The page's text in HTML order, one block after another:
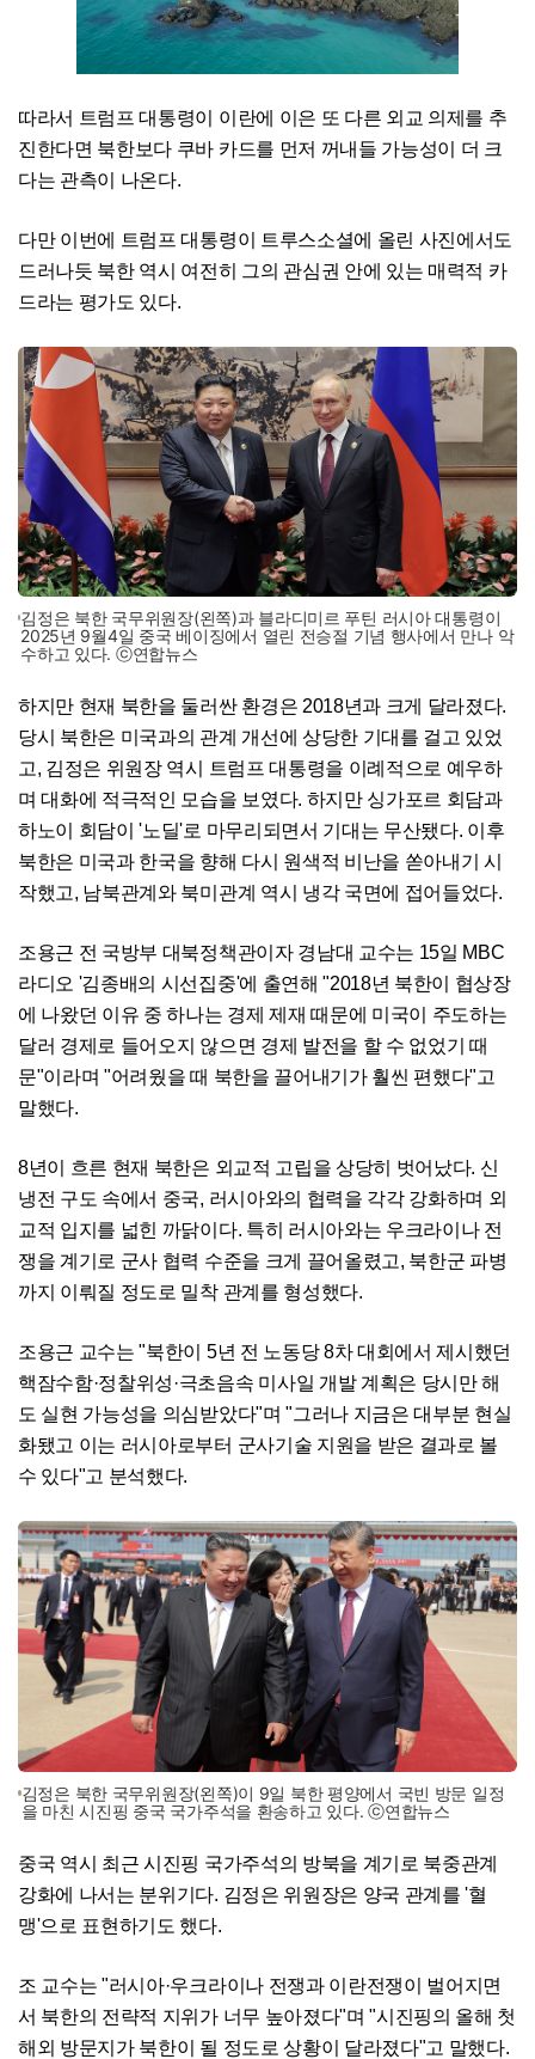
따라서 트럼프 대통령이 이란에 이은 또 다른 외교 의제를 추
진한다면 북한보다 쿠바 카드를 먼저 꺼내들 가능성이 더 크
다는 관측이 나온다.
다만 이번에 트럼프 대통령이 트루스소셜에 올린 사진에서도
드러나듯 북한 역시 여전히 그의 관심권 안에 있는 매력적 카
드라는 평가도 있다.
김정은 북한 국무위원장(왼쪽)과 블라디미르 푸틴 러시아 대통령이
2025년 9월4일 중국 베이징에서 열린 전승절 기념 행사에서 만나 악
수하고 있다. ⓒ연합뉴스
하지만 현재 북한을 둘러싼 환경은 2018년과 크게 달라졌다.
당시 북한은 미국과의 관계 개선에 상당한 기대를 걸고 있었
고, 김정은 위원장 역시 트럼프 대통령을 이례적으로 예우하
며 대화에 적극적인 모습을 보였다. 하지만 싱가포르 회담과
하노이 회담이 '노딜'로 마무리되면서 기대는 무산됐다. 이후
북한은 미국과 한국을 향해 다시 원색적 비난을 쏟아내기 시
작했고, 남북관계와 북미관계 역시 냉각 국면에 접어들었다.
조용근 전 국방부 대북정책관이자 경남대 교수는 15일 MBC
라디오 '김종배의 시선집중'에 출연해 "2018년 북한이 협상장
에 나왔던 이유 중 하나는 경제 제재 때문에 미국이 주도하는
달러 경제로 들어오지 않으면 경제 발전을 할 수 없었기 때
문"이라며 "어려웠을 때 북한을 끌어내기가 훨씬 편했다"고
말했다.
8년이 흐른 현재 북한은 외교적 고립을 상당히 벗어났다. 신
냉전 구도 속에서 중국, 러시아와의 협력을 각각 강화하며 외
교적 입지를 넓힌 까닭이다. 특히 러시아와는 우크라이나 전
쟁을 계기로 군사 협력 수준을 크게 끌어올렸고, 북한군 파병
까지 이뤄질 정도로 밀착 관계를 형성했다.
조용근 교수는 "북한이 5년 전 노동당 8차 대회에서 제시했던
핵잠수함·정찰위성·극초음속 미사일 개발 계획은 당시만 해
도 실현 가능성을 의심받았다"며 "그러나 지금은 대부분 현실
화됐고 이는 러시아로부터 군사기술 지원을 받은 결과로 볼
수 있다"고 분석했다.
김정은 북한 국무위원장(왼쪽)이 9일 북한 평양에서 국빈 방문 일정
을 마친 시진핑 중국 국가주석을 환송하고 있다. ⓒ연합뉴스
중국 역시 최근 시진핑 국가주석의 방북을 계기로 북중관계
강화에 나서는 분위기다. 김정은 위원장은 양국 관계를 '혈
맹'으로 표현하기도 했다.
조 교수는 "러시아·우크라이나 전쟁과 이란전쟁이 벌어지면
서 북한의 전략적 지위가 너무 높아졌다"며 "시진핑의 올해 첫
해외 방문지가 북한이 될 정도로 상황이 달라졌다"고 말했다.